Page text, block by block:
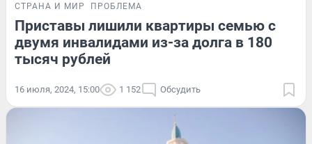
СТРАНА И МИР ПРОБЛЕМА
Приставы лишили квартиры семью с
двумя инвалидами из-за долга в 180
тысяч рублей
16 июля, 2024, 15:00 1 152 Обсудить